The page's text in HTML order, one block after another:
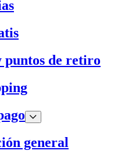
puntos de retiro
general